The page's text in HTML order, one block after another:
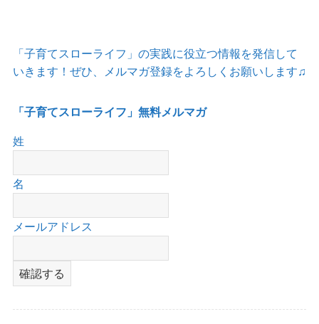
「子育てスローライフ」の実践に役立つ情報を発信して
いきます！ぜひ、メルマガ登録をよろしくお願いします♫
「子育てスローライフ」無料メルマガ
姓
名
メールアドレス